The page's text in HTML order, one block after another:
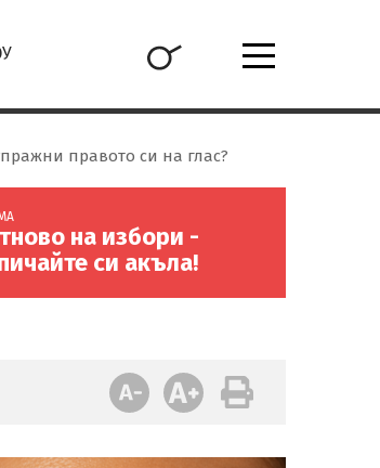
правото си на глас?
на избори -
си акъла!